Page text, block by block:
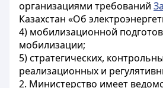
организациями требований
Казахстан «Об
4) мобилизационной
мобилизации;
5) стратегических,
реализационных и
2. Министерство имеет